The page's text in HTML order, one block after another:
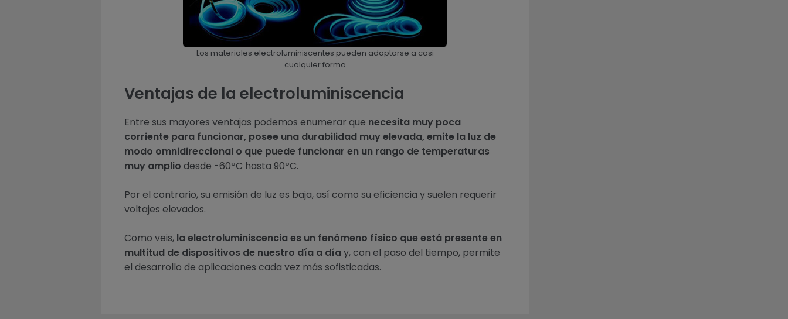
Los materiales electroluminiscentes pueden adaptarse a casi
cualquier forma
Ventajas de la electroluminiscencia
Entre sus mayores ventajas podemos enumerar que necesita muy poca
corriente para funcionar, posee una durabilidad muy elevada, emite la luz de
modo omnidireccional o que puede funcionar en un rango de temperaturas
muy amplio desde -60ºC hasta 90ºC.
Por el contrario, su emisión de luz es baja, así como su eficiencia y suelen requerir
voltajes elevados.
Como veis, la electroluminiscencia es un fenómeno físico que está presente en
multitud de dispositivos de nuestro día a díay, con el paso del tiempo, permite
el desarrollo de aplicaciones cada vez más sofisticadas.